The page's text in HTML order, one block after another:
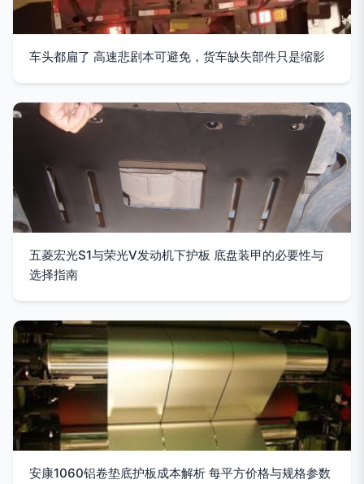
车头都扁了 高速悲剧本可避免，货车缺失部件只是缩影
五菱宏光S1与荣光V发动机下护板 底盘装甲的必要性与
选择指南
安康1060铝卷垫底护板成本解析 每平方价格与规格参数